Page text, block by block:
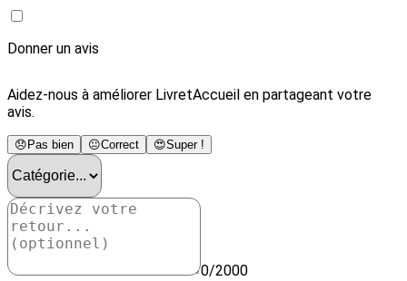
Donner un avis
Aidez-nous à améliorer LivretAccueil en partageant votre
avis.
😞 Pas bien 😐Correct 😍Super !
0/2000